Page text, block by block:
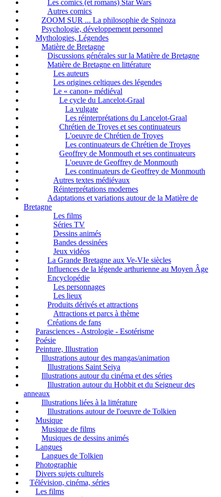
Les comics (et romans) Star Wars
Autres comics
ZOOM SUR ... La philosophie de Spinoza
Psychologie, développement personnel
Mythologies, Légendes
Matière de Bretagne
Discussions générales sur la Matière de Bretagne
Matière de Bretagne en littérature
Les auteurs
Les origines celtiques des légendes
Le « canon» médiéval
Le cycle du Lancelot-Graal
La vulgate
Les réinterprétations du Lancelot-Graal
Chrétien de Troyes et ses continuateurs
L'oeuvre de Chrétien de Troyes
Les continuateurs de Chrétien de Troyes
Geoffrey de Monmouth et ses continuateurs
L'oeuvre de Geoffrey de Monmouth
Les continuateurs de Geoffrey de Monmouth
Autres textes médiévaux
Réinterprétations modernes
Adaptations et variations autour de la Matière de
Bretagne
Les films
Séries TV
Dessins animés
Bandes dessinées
Jeux vidéos
La Grande Bretagne aux Ve-VIe siècles
Influences de la légende arthurienne au Moyen Âge
Encyclopédie
Les personnages
Les lieux
Produits dérivés et attractions
Attractions et parcs à thème
Créations de fans
Parasciences - Astrologie - Esotérisme
Poésie
Peinture, Illustration
Illustrations autour des mangas/animation
Illustrations Saint Seiya
Illustrations autour du cinéma et des séries
Illustration autour du Hobbit et du Seigneur des
anneaux
Illustrations liées à la littérature
Illustrations autour de l'oeuvre de Tolkien
Musique
Musique de films
Musiques de dessins animés
Langues
Langues de Tolkien
Photographie
Divers sujets culturels
Télévision, cinéma, séries
Les films